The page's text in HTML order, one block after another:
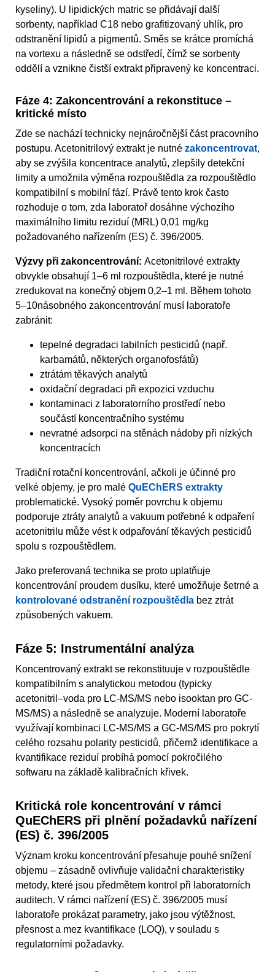
kyseliny). U lipidických matric se přidávají další
sorbenty, například C18 nebo grafitizovaný uhlík, pro
odstranění lipidů a pigmentů. Směs se krátce promíchá
na vortexu a následně se odstředí, čímž se sorbenty
oddělí a vznikne čistší extrakt připravený ke koncentraci.
Fáze 4: Zakoncentrování a rekonstituce –
kritické místo
Zde se nachází technicky nejnáročnější část pracovního
postupu. Acetonitrilový extrakt je nutné zakoncentrovat,
aby se zvýšila koncentrace analytů, zlepšily detekční
limity a umožnila výměna rozpouštědla za rozpouštědlo
kompatibilní s mobilní fází. Právě tento krok často
rozhoduje o tom, zda laboratoř dosáhne výchozího
maximálního limitu reziduí (MRL) 0,01 mg/kg
požadovaného nařízením (ES) č. 396/2005.
Výzvy při zakoncentrování: Acetonitrilové extrakty
obvykle obsahují 1–6 ml rozpouštědla, které je nutné
zredukovat na konečný objem 0,2–1 ml. Během tohoto
5–10násobného zakoncentrování musí laboratoře
zabránit:
tepelné degradaci labilních pesticidů (např.
karbamátů, některých organofosfátů)
ztrátám těkavých analytů
oxidační degradaci při expozici vzduchu
kontaminaci z laboratorního prostředí nebo
součástí koncentračního systému
nevratné adsorpci na stěnách nádoby při nízkých
koncentracích
Tradiční rotační koncentrování, ačkoli je účinné pro
velké objemy, je pro malé QuEChERS extrakty
problematické. Vysoký poměr povrchu k objemu
podporuje ztráty analytů a vakuum potřebné k odpaření
acetonitrilu může vést k odpařování těkavých pesticidů
spolu s rozpouštědlem.
Jako preferovaná technika se proto uplatňuje
koncentrování proudem dusíku, které umožňuje šetrné a
kontrolované odstranění rozpouštědla bez ztrát
způsobených vakuem.
Fáze 5: Instrumentální analýza
Koncentrovaný extrakt se rekonstituuje v rozpouštědle
kompatibilním s analytickou metodou (typicky
acetonitril–voda pro LC-MS/MS nebo isooktan pro GC-
MS/MS) a následně se analyzuje. Moderní laboratoře
využívají kombinaci LC-MS/MS a GC-MS/MS pro pokrytí
celého rozsahu polarity pesticidů, přičemž identifikace a
kvantifikace reziduí probíhá pomocí pokročilého
softwaru na základě kalibračních křivek.
Kritická role koncentrování v rámci
QuEChERS při plnění požadavků nařízení
(ES) č. 396/2005
Význam kroku koncentrování přesahuje pouhé snížení
objemu – zásadně ovlivňuje validační charakteristiky
metody, které jsou předmětem kontrol při laboratorních
auditech. V rámci nařízení (ES) č. 396/2005 musí
laboratoře prokázat parametry, jako jsou výtěžnost,
přesnost a mez kvantifikace (LOQ), v souladu s
regulatorními požadavky.